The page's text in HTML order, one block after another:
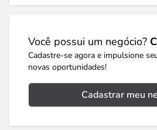
Você possui um negócio?
Cadastre-se agora e impulsione
novas oportunidades!
Cadastrar meu